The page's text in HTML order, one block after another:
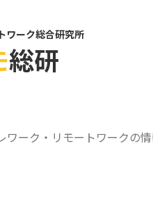
ワーク総合研究所
総研
ワーク・リモートワークの